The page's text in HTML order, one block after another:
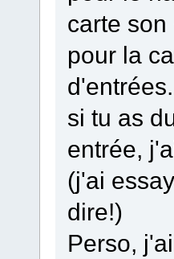
carte son
pour la
d'entrées.
si tu as
entrée,
(j'ai
dire!)
Perso,